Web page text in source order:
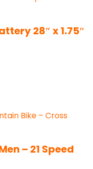
28″ x 1.75″
– 21 Speed